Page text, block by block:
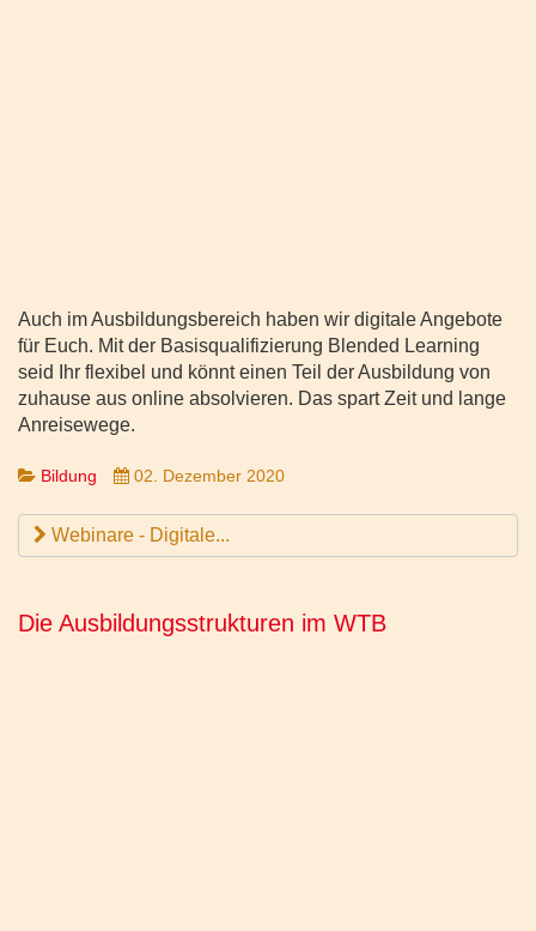
Auch im Ausbildungsbereich haben wir digitale Angebote
für Euch. Mit der Basisqualifizierung Blended Learning
seid Ihr flexibel und könnt einen Teil der Ausbildung von
zuhause aus online absolvieren. Das spart Zeit und lange
Anreisewege.
Bildung 02. Dezember 2020
Webinare - Digitale...
Die Ausbildungsstrukturen im WTB